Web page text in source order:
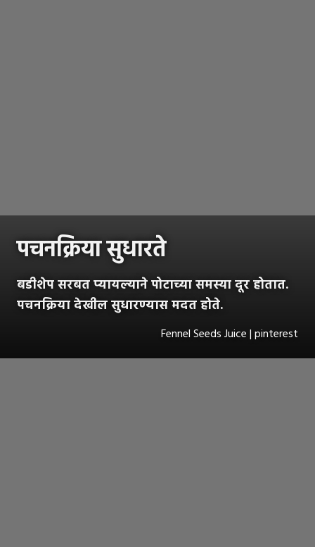
पचनक्रिया सुधारते
बडीशेप सरबत प्यायल्याने पोटाच्या समस्या दूर होतात.
पचनक्रिया देखील सुधारण्यास मदत होते.
Fennel Seeds Juice | pinterest